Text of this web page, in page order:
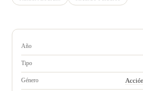
Año
Tipo
Género